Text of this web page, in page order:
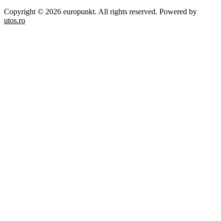
Copyright © 2026 europunkt. All rights reserved. Powered by
utos.ro